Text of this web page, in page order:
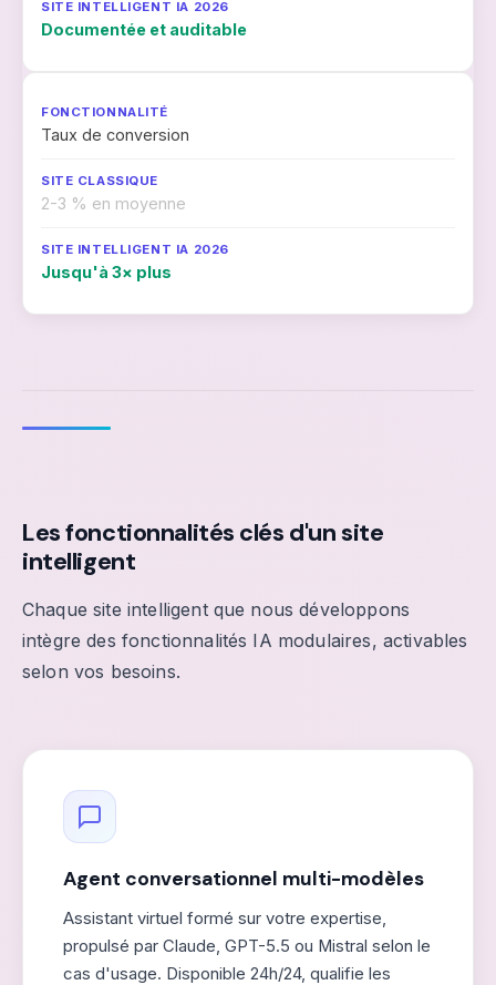
Documentée et auditable
Taux de conversion
2-3 % en moyenne
Jusqu'à 3× plus
Les fonctionnalités clés d'un site
intelligent
Chaque site intelligent que nous développons
intègre des fonctionnalités IA modulaires, activables
selon vos besoins.
Agent conversationnel multi-modèles
Assistant virtuel formé sur votre expertise,
propulsé par Claude, GPT-5.5 ou Mistral selon le
cas d'usage. Disponible 24h/24, qualifie les